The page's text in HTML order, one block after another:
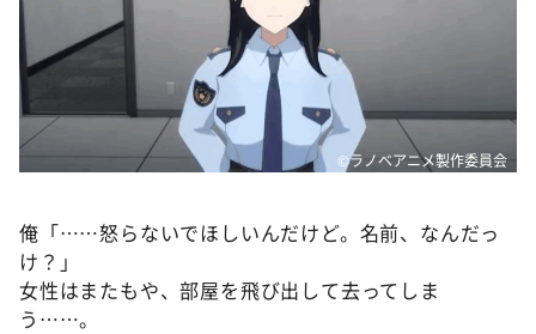
©ラノベアニメ製作委員会
俺「……怒らないでほしいんだけど。名前、なんだっ
け？」
女性はまたもや、部屋を飛び出して去ってしま
う……。